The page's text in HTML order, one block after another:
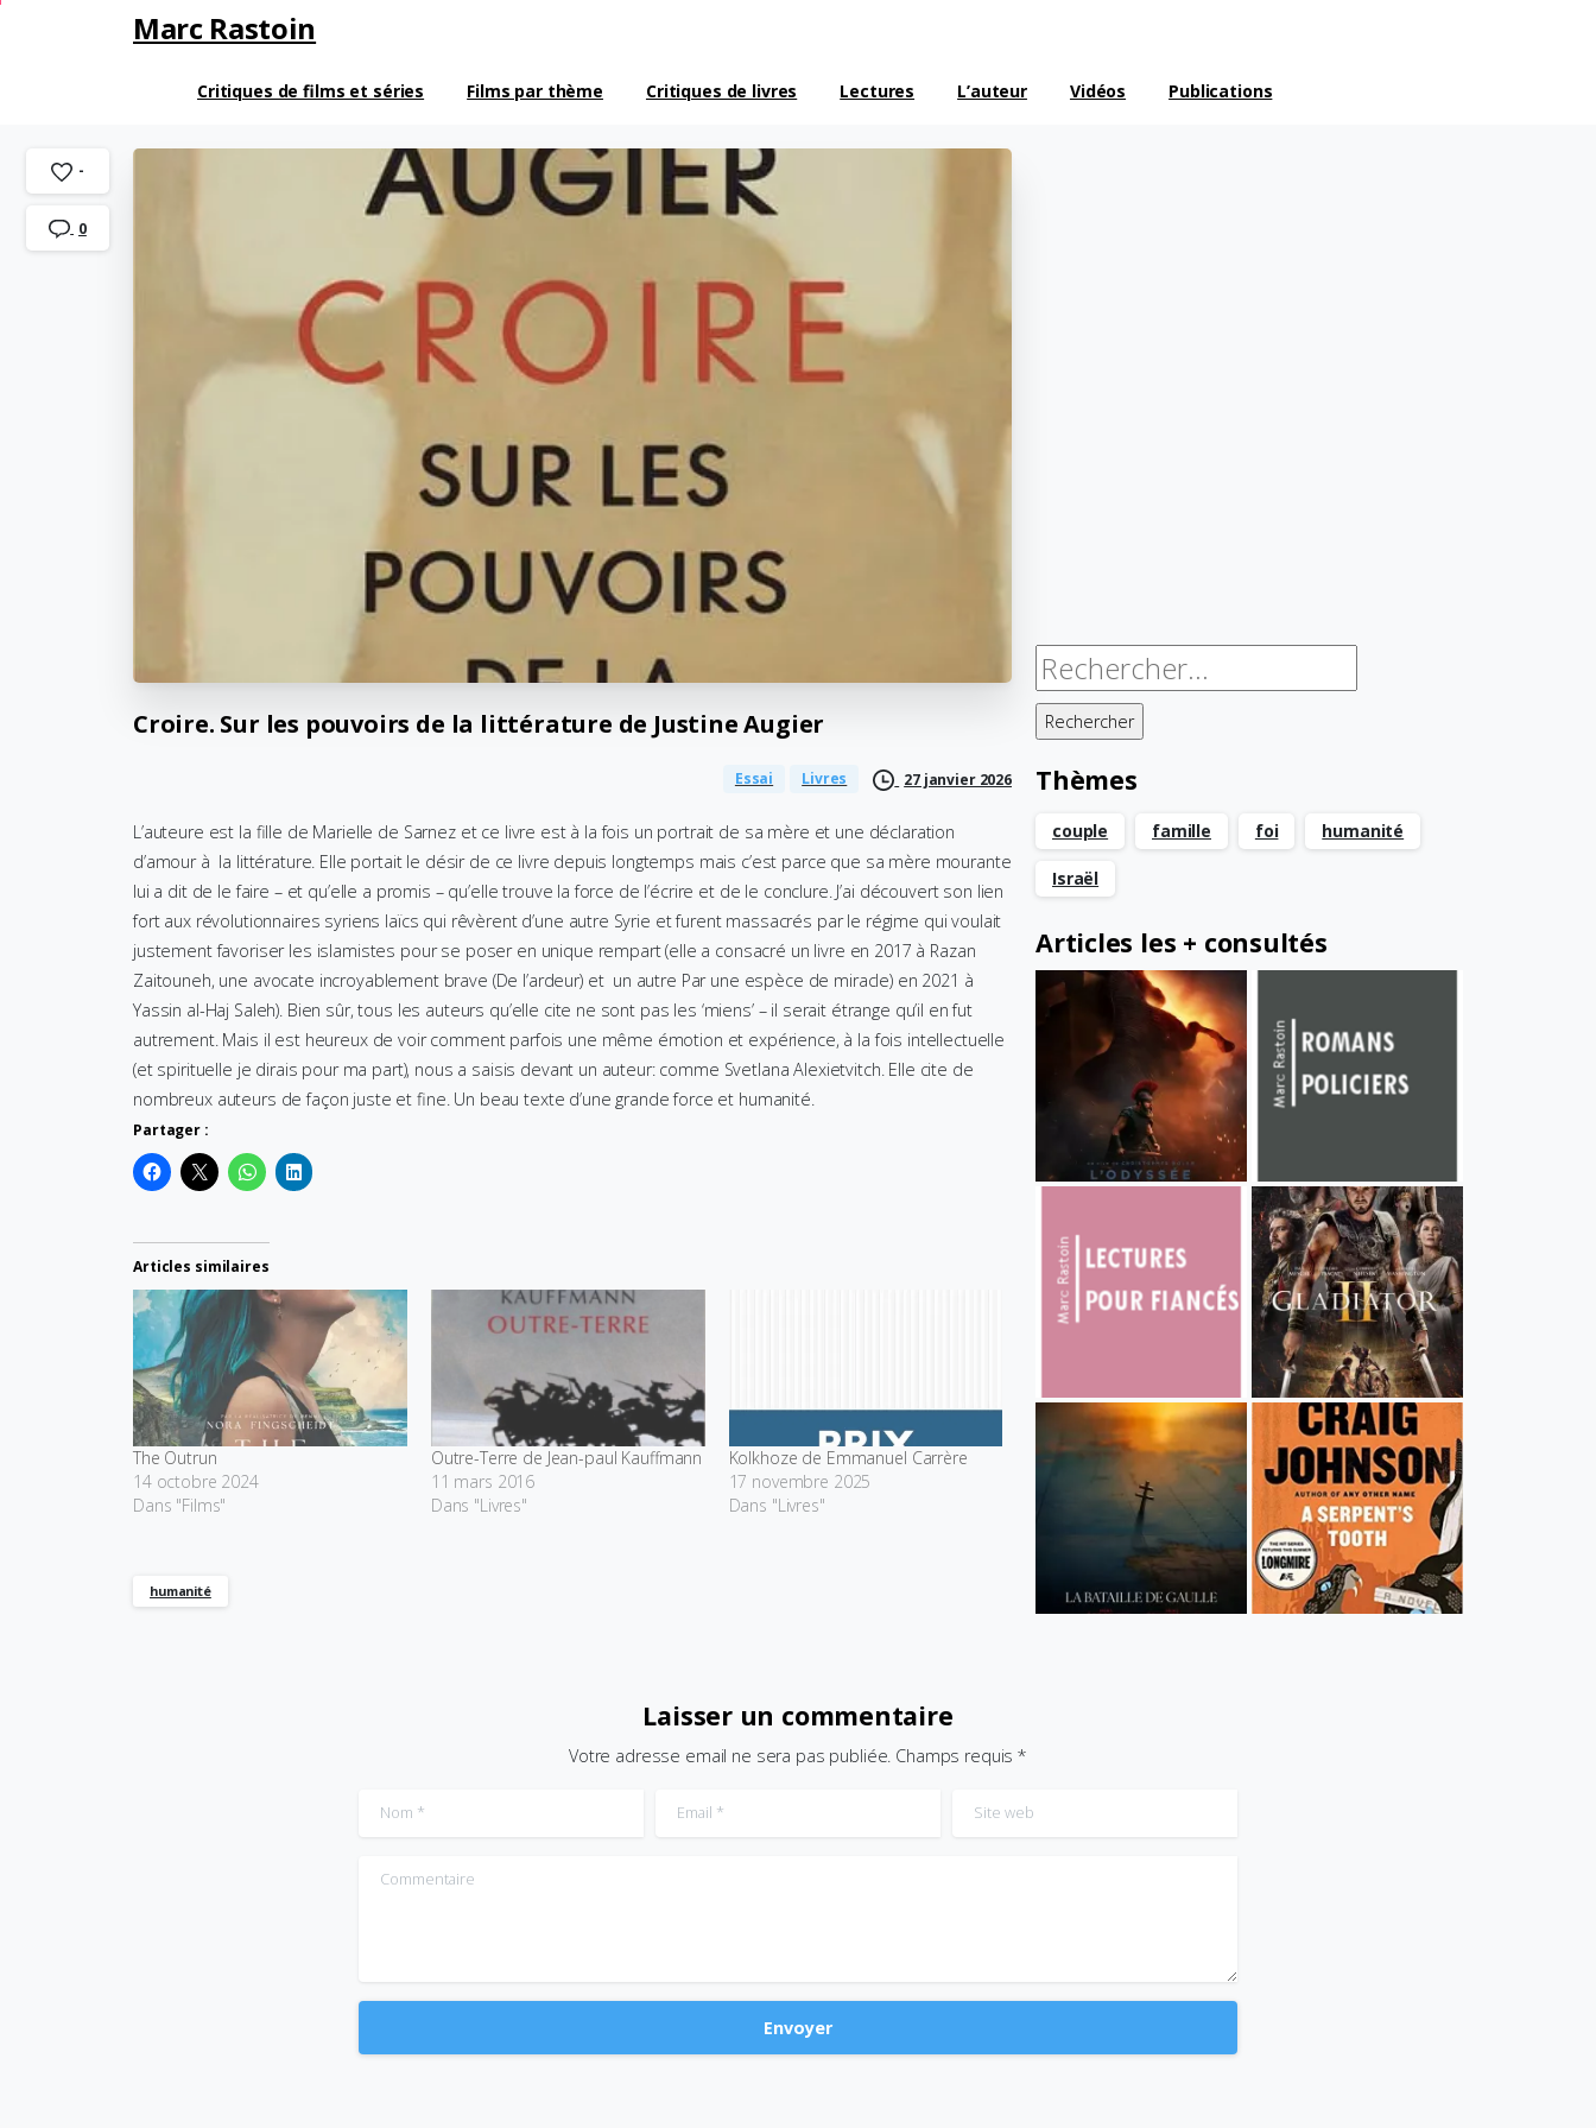
Marc Rastoin
Critiques de films et séries Films par thème Critiques de livres Lectures L’auteur Vidéos Publications
Croire. Sur les pouvoirs de la littérature de JustineAugier
Essai Livres 27 janvier 2026
L’auteure est la fille de Marielle de Sarnez et ce livre est à la fois un portrait de sa mère et une déclaration
d’amour à la littérature. Elle portait le désir de ce livre depuis longtemps mais c’est parce que sa mère mourante
lui a dit de le faire – et qu’elle a promis – qu’elle trouve la force de l’écrire et de le conclure. J’ai découvert son lien
fort aux révolutionnaires syriens laïcs qui rêvèrent d’une autre Syrie et furent massacrés par le régime qui voulait
justement favoriser les islamistes pour se poser en unique rempart (elle a consacré un livre en 2017 à Razan
Zaitouneh, une avocate incroyablement brave (De l’ardeur) et un autre Par une espèce de miracle) en 2021 à
Yassin al-Haj Saleh). Bien sûr, tous les auteurs qu’elle cite ne sont pas les ‘miens’ – il serait étrange qu’il en fut
autrement. Mais il est heureux de voir comment parfois une même émotion et expérience, à la fois intellectuelle
(et spirituelle je dirais pour ma part), nous a saisis devant un auteur: comme Svetlana Alexietvitch. Elle cite de
nombreux auteurs de façon juste et fine. Un beau texte d’une grande force et humanité.
Partager :
Articles similaires
The Outrun
14 octobre 2024
Dans "Films"
Outre-Terre de Jean-paul Kauffmann
11 mars 2016
Dans "Livres"
Kolkhoze de Emmanuel Carrère
17 novembre 2025
Dans "Livres"
humanité
-
0
Rechercher :
Thèmes
couple famille foi humanité
Israël
Articles les + consultés
Laisser un commentaire
Votre adresse email ne sera pas publiée. Champs requis *
Nom Email Site web
Commentaire